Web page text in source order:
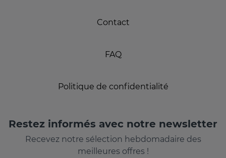
Contact
FAQ
Politique de confidentialité
Restez informés avec notre newsletter
Recevez notre sélection hebdomadaire des
meilleures offres !